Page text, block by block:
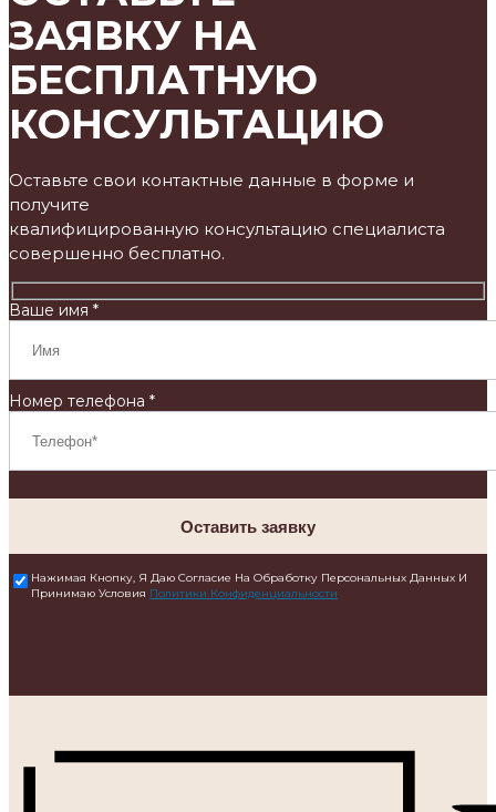
ЗАЯВКУ НА
БЕСПЛАТНУЮ
КОНСУЛЬТАЦИЮ
Оставьте свои контактные данные в форме и
получите
квалифицированную консультацию специалиста
совершенно бесплатно.
Ваше имя *
Номер телефона *
Оставить заявку
Нажимая Кнопку, Я Даю Согласие На Обработку Персональных Данных И
Принимаю Условия Политики Конфиденциальности